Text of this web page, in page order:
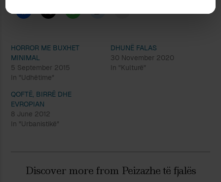
HORROR ME BUXHET
MINIMAL
5 September 2015
In "Udhëtime"
DHUNË FALAS
30 November 2020
In "Kulturë"
QOFTË, BIRRË DHE
EVROPIAN
8 June 2012
In "Urbanistikë"
Discover more from Peizazhe të fjalës